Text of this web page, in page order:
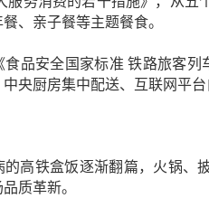
、亲子餐等主题餐食。
食品安全国家标准 铁路旅客
央厨房集中配送、互联网平
的高铁盒饭逐渐翻篇，火锅、
质革新。